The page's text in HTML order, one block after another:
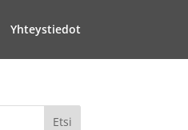
Yhteystiedot
Etsi